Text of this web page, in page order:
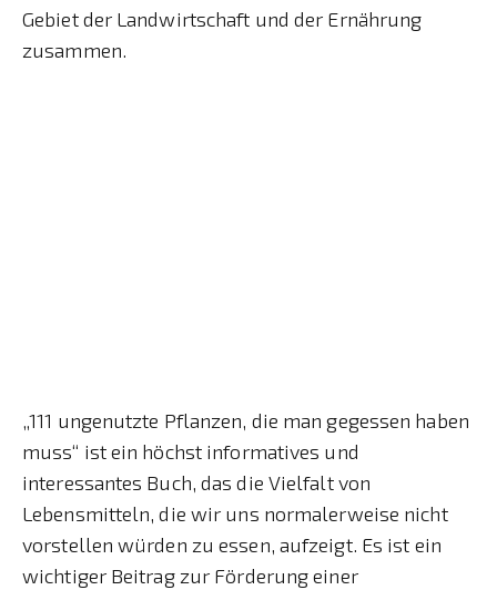
Gebiet der Landwirtschaft und der Ernährung
zusammen.
„111 ungenutzte Pflanzen, die man gegessen haben
muss“ ist ein höchst informatives und
interessantes Buch, das die Vielfalt von
Lebensmitteln, die wir uns normalerweise nicht
vorstellen würden zu essen, aufzeigt. Es ist ein
wichtiger Beitrag zur Förderung einer